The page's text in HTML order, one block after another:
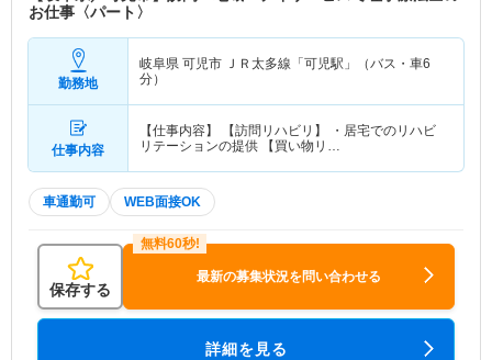
お仕事〈パート〉
勤務地
岐阜県 可児市 ＪＲ太多線「可児駅」（バス・車6
分）
仕事内容
【仕事内容】 【訪問リハビリ】 ・居宅でのリハビ
リテーションの提供 【買い物リ…
車通勤可 WEB面接OK
保存する
最新の募集状況を問い合わせる
詳細を見る